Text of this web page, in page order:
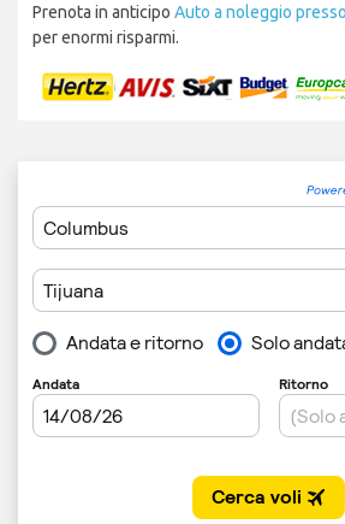
Prenota in anticipo Auto a noleggio
per enormi risparmi.